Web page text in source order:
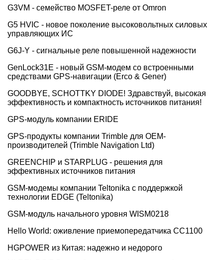
G3VM - семейство MOSFET-реле от Omron
G5 HVIC - новое поколение высоковольтных силовых
управляющих ИС
G6J-Y - сигнальные реле повышенной надежности
GenLock31Е - новый GSM-модем со встроенными
средствами GPS-навигации (Erco & Gener)
GOODBYE, SCHOTTKY DIODE! Здравствуй, высокая
эффективность и компактность источников питания!
GPS-модуль компании ERIDE
GPS-продукты компании Trimble для OEM-
производителей (Trimble Navigation Ltd)
GREENCHIP и STARPLUG - решения для
эффективных источников питания
GSM-модемы компании Teltonika с поддержкой
технологии EDGE (Teltonika)
GSM-модуль начального уровня WISM0218
Hello World: оживление приемопередатчика СС1100
HGPOWER из Китая: надежно и недорого